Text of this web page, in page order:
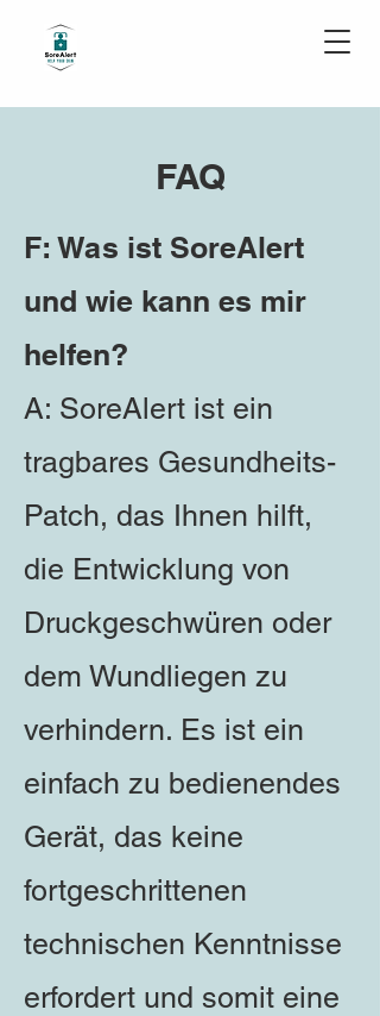
FAQ
F: Was ist SoreAlert
und wie kann es mir
helfen?
A: SoreAlert ist ein
tragbares Gesundheits-
Patch, das Ihnen hilft,
die Entwicklung von
Druckgeschwüren oder
dem Wundliegen zu
verhindern. Es ist ein
einfach zu bedienendes
Gerät, das keine
fortgeschrittenen
technischen Kenntnisse
erfordert und somit eine